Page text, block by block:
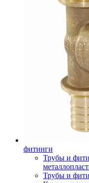
фитинги
Трубы и
Трубы и